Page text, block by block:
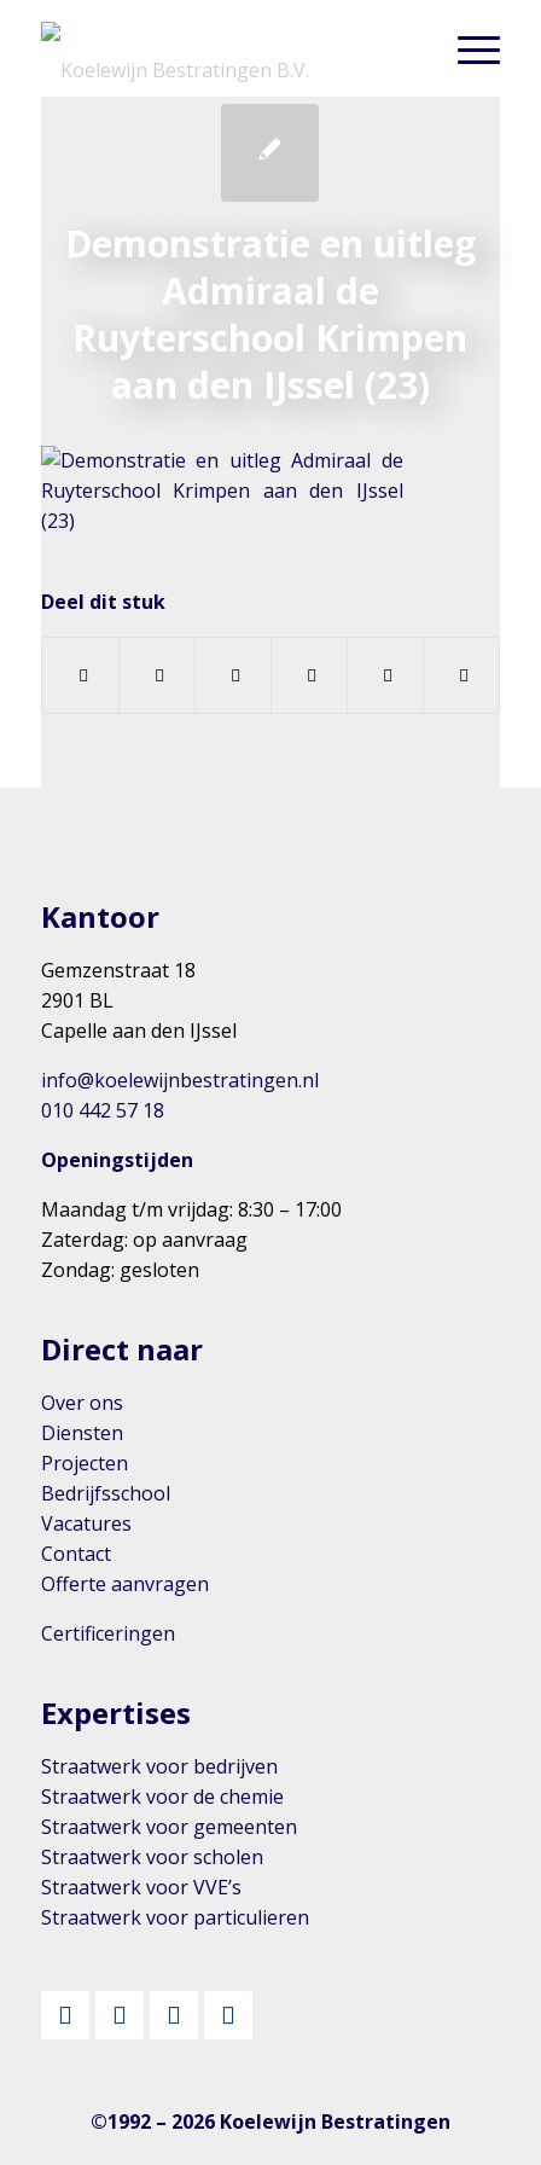
Demonstratie en uitleg
Admiraal de
Ruyterschool Krimpen
aan den IJssel (23)
Deel dit stuk
Kantoor
Gemzenstraat 18
2901 BL
Capelle aan den IJssel
info@koelewijnbestratingen.nl
010 442 57 18
Openingstijden
Maandag t/m vrijdag: 8:30 – 17:00
Zaterdag: op aanvraag
Zondag: gesloten
Direct naar
Over ons
Diensten
Projecten
Bedrijfsschool
Vacatures
Contact
Offerte aanvragen
Certificeringen
Expertises
Straatwerk voor bedrijven
Straatwerk voor de chemie
Straatwerk voor gemeenten
Straatwerk voor scholen
Straatwerk voor VVE’s
Straatwerk voor particulieren
©1992 – 2026 Koelewijn Bestratingen